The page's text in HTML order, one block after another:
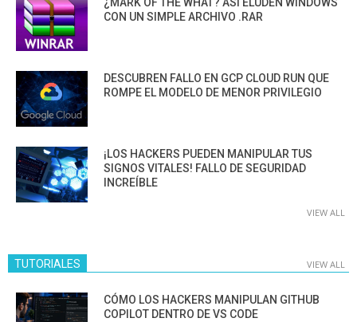
¿MARK OF THE WHAT? ASÍ ELUDEN WINDOWS
CON UN SIMPLE ARCHIVO .RAR
DESCUBREN FALLO EN GCP CLOUD RUN QUE
ROMPE EL MODELO DE MENOR PRIVILEGIO
¡LOS HACKERS PUEDEN MANIPULAR TUS
SIGNOS VITALES! FALLO DE SEGURIDAD
INCREÍBLE
VIEW ALL
TUTORIALES VIEW ALL
CÓMO LOS HACKERS MANIPULAN GITHUB
COPILOT DENTRO DE VS CODE